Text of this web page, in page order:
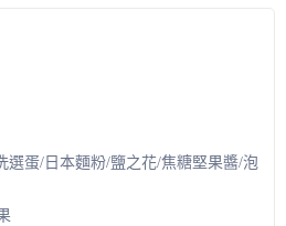
選蛋/日本麵粉/鹽之花/焦糖堅果醬/泡